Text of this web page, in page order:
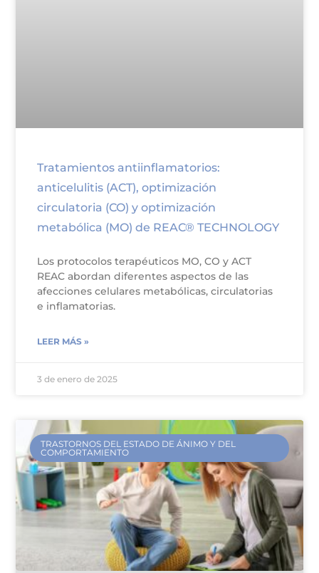
Tratamientos antiinflamatorios:
anticelulitis (ACT), optimización
circulatoria (CO) y optimización
metabólica (MO) de REAC® TECHNOLOGY
Los protocolos terapéuticos MO, CO y ACT
REAC abordan diferentes aspectos de las
afecciones celulares metabólicas, circulatorias
e inflamatorias.
LEER MÁS »
3 de enero de 2025
TRASTORNOS DEL ESTADO DE ÁNIMO Y DEL
COMPORTAMIENTO